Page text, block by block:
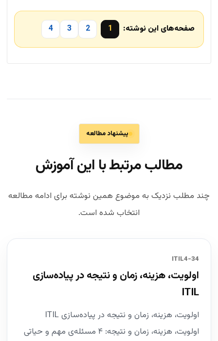
صفحه‌های این نوشته: 1
2
3
4
پیشنهاد مطالعه
مطالب مرتبط با این آموزش
چند مطلب نزدیک به موضوع همین نوشته برای ادامه مطالعه
انتخاب شده است.
34-ITIL4
اولویت، هزینه، زمان و نتیجه در پیاده‌سازی
ITIL
اولویت، هزینه، زمان و نتیجه در پیاده‌سازی ITIL
اولویت، هزینه، زمان و نتیجه: ۴ مسئله‌ی مهم و حیاتی